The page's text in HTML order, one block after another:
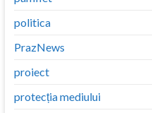
politica
PrazNews
proiect
protecția mediului